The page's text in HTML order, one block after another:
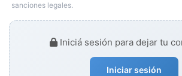
sanciones legales.
Iniciá sesión para dejar tu
Iniciar sesión